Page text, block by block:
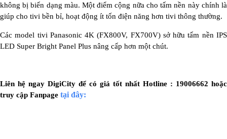
không bị biến dạng màu. Một điểm cộng nữa cho tấm nền này chính là
giúp cho tivi bền bỉ, hoạt động ít tốn điện năng hơn tivi thông thường.
Các model tivi Panasonic 4K (FX800V, FX700V) sở hữu tấm nền IPS
LED Super Bright Panel Plus nâng cấp hơn một chút.
Liên hệ ngay DigiCity để có giá tốt nhất Hotline : 19006662 hoặc
truy cập Fanpage tại đây: